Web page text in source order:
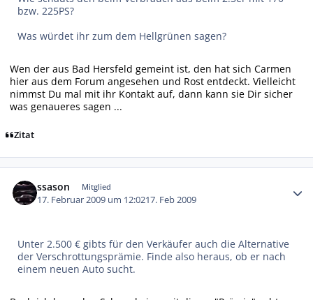
bzw. 225PS?
Was würdet ihr zum dem Hellgrünen sagen?
Wen der aus Bad Hersfeld gemeint ist, den hat sich Carmen
hier aus dem Forum angesehen und Rost entdeckt. Vielleicht
nimmst Du mal mit ihr Kontakt auf, dann kann sie Dir sicher
was genaueres sagen ...
Zitat
ssason Mitglied
17. Februar 2009 um 12:0217. Feb 2009
Unter 2.500 € gibts für den Verkäufer auch die Alternative
der Verschrottungsprämie. Finde also heraus, ob er nach
einem neuen Auto sucht.